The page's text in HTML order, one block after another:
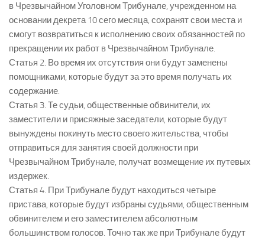
в Чрезвычайном Уголовном Трибунале, учрежденном на
основании декрета 10 сего месяца, сохранят свои места и
смогут возвратиться к исполнению своих обязанностей по
прекращении их работ в Чрезвычайном Трибунале.
Статья 2. Во время их отсутствия они будут заменены
помощниками, которые будут за это время получать их
содержание.
Статья 3. Те судьи, общественные обвинители, их
заместители и присяжные заседатели, которые будут
вынуждены покинуть место своего жительства, чтобы
отправиться для занятия своей должности при
Чрезвычайном Трибунале, получат возмещение их путевых
издержек.
Статья 4. При Трибунале будут находиться четыре
пристава, которые будут избраны судьями, общественным
обвинителем и его заместителем абсолютным
большинством голосов. Точно так же при Трибунале будут